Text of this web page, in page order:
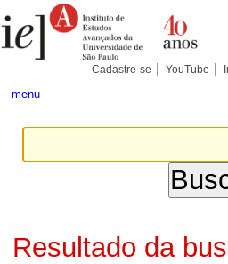
para
conteúdo.
Pessoais
Cadastre-se YouTube
menu
Resultado da